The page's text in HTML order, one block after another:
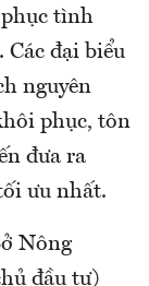
tình
đại biểu
nguyên
phục, tôn
đưa ra
ưu nhất.
Nông
đầu tư)